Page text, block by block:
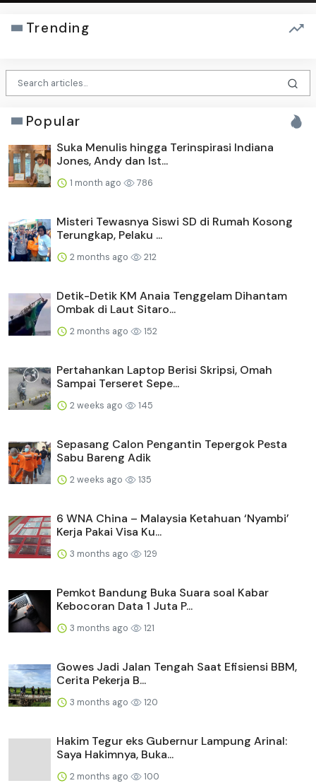
Trending
Popular
Suka Menulis hingga Terinspirasi Indiana
Jones, Andy dan Ist...
1 month ago 786
Misteri Tewasnya Siswi SD di Rumah Kosong
Terungkap, Pelaku ...
2 months ago 212
Detik-Detik KM Anaia Tenggelam Dihantam
Ombak di Laut Sitaro...
2 months ago 152
Pertahankan Laptop Berisi Skripsi, Omah
Sampai Terseret Sepe...
2 weeks ago 145
Sepasang Calon Pengantin Tepergok Pesta
Sabu Bareng Adik
2 weeks ago 135
6 WNA China – Malaysia Ketahuan ‘Nyambi’
Kerja Pakai Visa Ku...
3 months ago 129
Pemkot Bandung Buka Suara soal Kabar
Kebocoran Data 1 Juta P...
3 months ago 121
Gowes Jadi Jalan Tengah Saat Efisiensi BBM,
Cerita Pekerja B...
3 months ago 120
Hakim Tegur eks Gubernur Lampung Arinal:
Saya Hakimnya, Buka...
2 months ago 100